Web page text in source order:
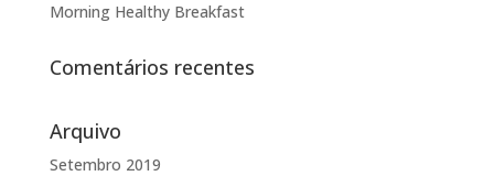
Morning Healthy Breakfast
Comentários recentes
Arquivo
Setembro 2019